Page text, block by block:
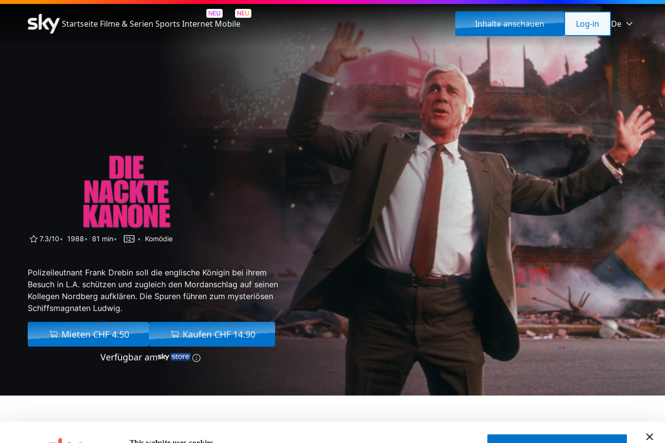
Startseite Filme & Serien Sports
NEU
Internet
NEU
Mobile Inhalte anschauen Log-in De
Die Nackte Kanone
7.3/10 1988 81 min Komödie
Polizeileutnant Frank Drebin soll die englische Königin bei ihrem
Besuch in L.A. schützen und zugleich den Mordanschlag auf seinen
Kollegen Nordberg aufklären. Die Spuren führen zum mysteriösen
Schiffsmagnaten Ludwig.
Mieten CHF 4.50
Kaufen CHF 14.90
Verfügbar am